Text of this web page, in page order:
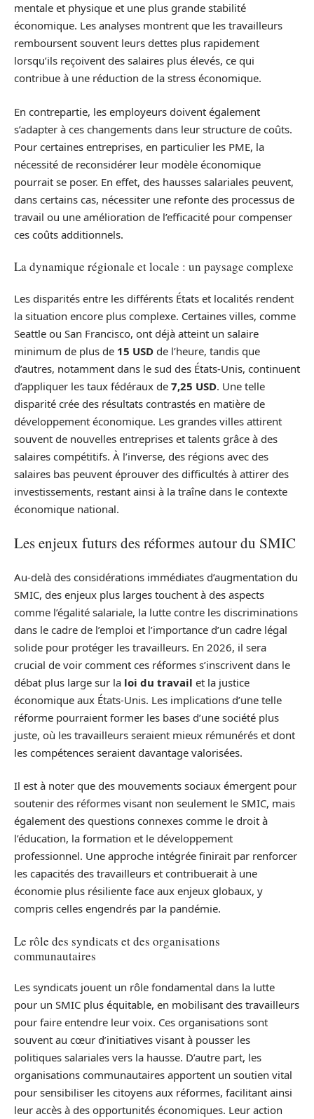
mentale et physique et une plus grande stabilité
économique. Les analyses montrent que les travailleurs
remboursent souvent leurs dettes plus rapidement
lorsqu’ils reçoivent des salaires plus élevés, ce qui
contribue à une réduction de la stress économique.
En contrepartie, les employeurs doivent également
s’adapter à ces changements dans leur structure de coûts.
Pour certaines entreprises, en particulier les PME, la
nécessité de reconsidérer leur modèle économique
pourrait se poser. En effet, des hausses salariales peuvent,
dans certains cas, nécessiter une refonte des processus de
travail ou une amélioration de l’efficacité pour compenser
ces coûts additionnels.
La dynamique régionale et locale : un paysage complexe
Les disparités entre les différents États et localités rendent
la situation encore plus complexe. Certaines villes, comme
Seattle ou San Francisco, ont déjà atteint un salaire
minimum de plus de 15 USD de l’heure, tandis que
d’autres, notamment dans le sud des États-Unis, continuent
d’appliquer les taux fédéraux de 7,25 USD. Une telle
disparité crée des résultats contrastés en matière de
développement économique. Les grandes villes attirent
souvent de nouvelles entreprises et talents grâce à des
salaires compétitifs. À l’inverse, des régions avec des
salaires bas peuvent éprouver des difficultés à attirer des
investissements, restant ainsi à la traîne dans le contexte
économique national.
Les enjeux futurs des réformes autour du SMIC
Au-delà des considérations immédiates d’augmentation du
SMIC, des enjeux plus larges touchent à des aspects
comme l’égalité salariale, la lutte contre les discriminations
dans le cadre de l’emploi et l’importance d’un cadre légal
solide pour protéger les travailleurs. En 2026, il sera
crucial de voir comment ces réformes s’inscrivent dans le
débat plus large sur la loi du travail et la justice
économique aux États-Unis. Les implications d’une telle
réforme pourraient former les bases d’une société plus
juste, où les travailleurs seraient mieux rémunérés et dont
les compétences seraient davantage valorisées.
Il est à noter que des mouvements sociaux émergent pour
soutenir des réformes visant non seulement le SMIC, mais
également des questions connexes comme le droit à
l’éducation, la formation et le développement
professionnel. Une approche intégrée finirait par renforcer
les capacités des travailleurs et contribuerait à une
économie plus résiliente face aux enjeux globaux, y
compris celles engendrés par la pandémie.
Le rôle des syndicats et des organisations
communautaires
Les syndicats jouent un rôle fondamental dans la lutte
pour un SMIC plus équitable, en mobilisant des travailleurs
pour faire entendre leur voix. Ces organisations sont
souvent au cœur d’initiatives visant à pousser les
politiques salariales vers la hausse. D’autre part, les
organisations communautaires apportent un soutien vital
pour sensibiliser les citoyens aux réformes, facilitant ainsi
leur accès à des opportunités économiques. Leur action